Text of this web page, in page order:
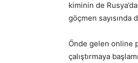
kiminin de
göçmen sayısında
Önde gelen online
çalıştırmaya